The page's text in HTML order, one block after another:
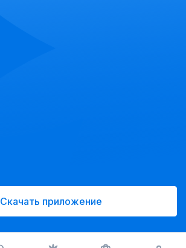
Скачать приложение